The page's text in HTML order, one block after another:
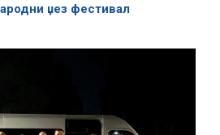
џез фестивал